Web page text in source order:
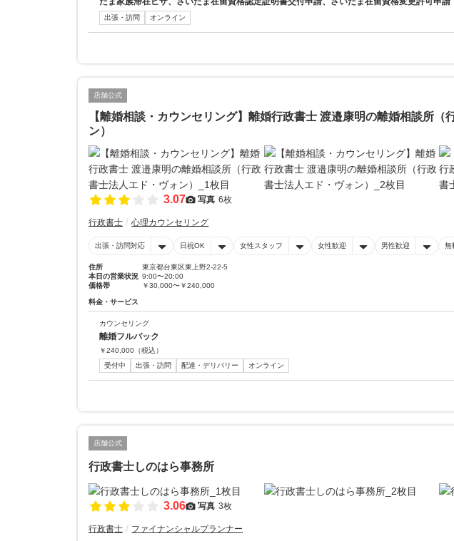
出張・訪問 オンライン
店舗公式
【離婚相談・カウンセリング】離婚行政書士 渡邉康明の離婚相談所（
ン）
3.07 写真 6枚
行政書士 心理カウンセリング
出張・訪問対応 日祝OK 女性スタッフ 女性歓迎 男性歓迎 無
住所
東京都台東区東上野2-22-5
本日の営業状況 9:00〜20:00
価格帯
￥30,000〜￥240,000
料金・サービス
カウンセリング
離婚フルパック
￥240,000 （税込）
受付中
出張・訪問 配達・デリバリー オンライン
店舗公式
行政書士しのはら事務所
3.06 写真 3枚
行政書士 ファイナンシャルプランナー